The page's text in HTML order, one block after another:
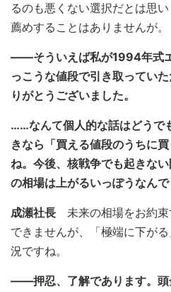
るのも悪くない選択だとは思
薦めすることはありませんが。
――そういえば私が1994年式
っこうな値段で引き取ってい
りがとうございました。
……なんて個人的な話はどうで
きなら「買える値段のうちに
ね。今後、核戦争でも起きな
の相場は上がるいっぽうなんで
成瀬社長 未来の相場をお約束
できませんが、「極端に下が
況ですね。
――押忍、了解であります。頭